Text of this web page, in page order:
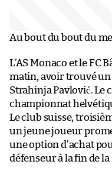
Au bout du bout du
L’AS Monaco et le FC
matin, avoir trouvé
Strahinja Pavlović. Le
championnat
Le club suisse,
un jeune joueur
une option d’achat
défenseur à la fin de la